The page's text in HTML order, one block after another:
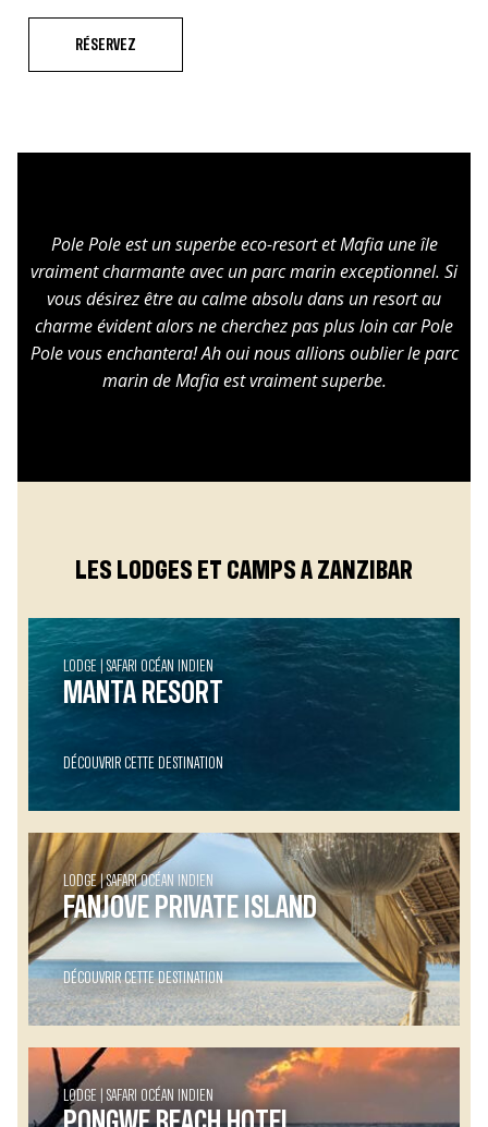
RÉSERVEZ
Pole Pole est un superbe eco-resort et Mafia une île
vraiment charmante avec un parc marin exceptionnel. Si
vous désirez être au calme absolu dans un resort au
charme évident alors ne cherchez pas plus loin car Pole
Pole vous enchantera! Ah oui nous allions oublier le parc
marin de Mafia est vraiment superbe.
LES LODGES ET CAMPS A ZANZIBAR
LODGE SAFARI OCÉAN INDIEN
MANTA RESORT
DÉCOUVRIR CETTE DESTINATION
LODGE SAFARI OCÉAN INDIEN
FANJOVE PRIVATE ISLAND
DÉCOUVRIR CETTE DESTINATION
LODGE SAFARI OCÉAN INDIEN